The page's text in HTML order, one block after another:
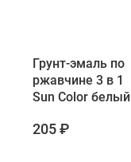
Грунт-эмаль по
ржавчине 3 в 1
Sun Color белый
205 ₽